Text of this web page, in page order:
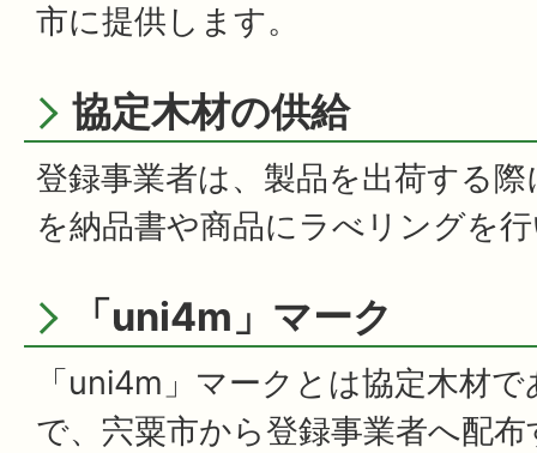
市に提供します。
協定木材の供給
登録事業者は、製品を出荷する
を納品書や商品にラべリングを
「uni4m」マーク
「uni4m」マークとは協定木材
で、宍粟市から登録事業者へ配